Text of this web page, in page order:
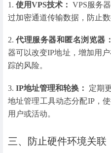
1.使用VPS技术： VPS服务
过加密通道传输数据，防止数
2.代理服务器和匿名浏览器：
器可以改变IP地址，增加用
踪的风险。
3. IP地址管理和轮换：
定期
地址管理工具动态分配IP，
用户或活动。
三、防止硬件环境关联